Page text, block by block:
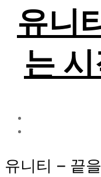
유니
는
유니티 – 끝